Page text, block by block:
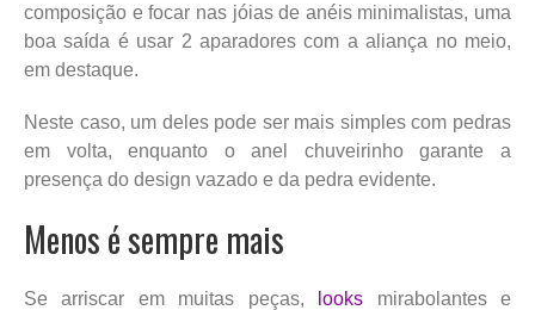
composição e focar nas jóias de anéis minimalistas, uma
boa saída é usar 2 aparadores com a aliança no meio,
em destaque.
Neste caso, um deles pode ser mais simples com pedras
em volta, enquanto o anel chuveirinho garante a
presença do design vazado e da pedra evidente.
Menos é sempre mais
Se arriscar em muitas peças, looks mirabolantes e